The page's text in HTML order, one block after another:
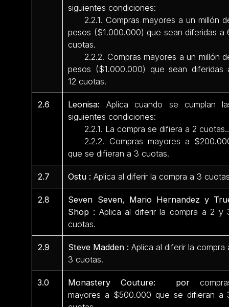
siguientes condiciones:
2.2.1. Compras mayores a un millón
pesos ($1.000.000) que sean diferidas a
cuotas.
2.2.2. Compras mayores a un millón
pesos ($1.000.000) que sean diferidas
12 cuotas.
2.6 Leonisa: Aplica cuando se cumplan
siguientes condiciones:
2.2.1. La compra se difiera a 2 cuotas..
2.2.2. Compras mayores a
que se difieran a 3 cuotas.
2.7 Ostu :Aplica al diferir la compra a 3
2.8
Seven Seven, Mario Hernandez y
Shop : Aplica al diferir la compra a 2 y
cuotas.
2.9 Steve Madden :Aplica al diferir la compra
3 cuotas.
3.0 Monastery Couture: por
mayores a $500.000 que se difieran a